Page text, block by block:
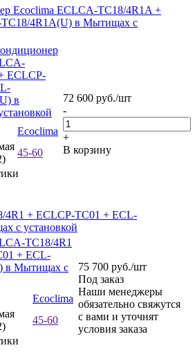
Ecoclima ECLCA-TC18/4R1A +
4R1A(U) в Мытищах с
ECLCP-
в
Ecoclima
45-60
72 600 руб./шт
-
+
В корзину
4R1 + ECLCP-TC01 + ECL-
с установкой
TC18/4R1
+ ECL-
в Мытищах с
Ecoclima
45-60
75 700 руб./шт
Под заказ
Наши менеджеры
обязательно свяжутся
с вами и уточнят
условия заказа